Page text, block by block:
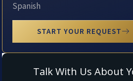
Spanish
START YOUR REQUEST